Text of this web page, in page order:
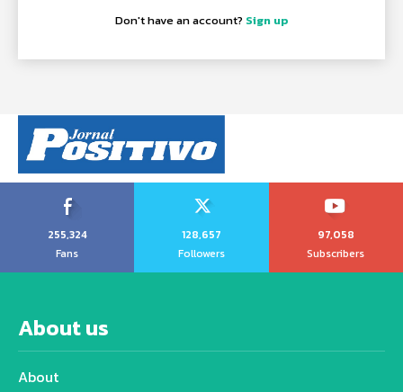
Don't have an account? Sign up
255,324
Fans
128,657
Followers
97,058
Subscribers
About us
About